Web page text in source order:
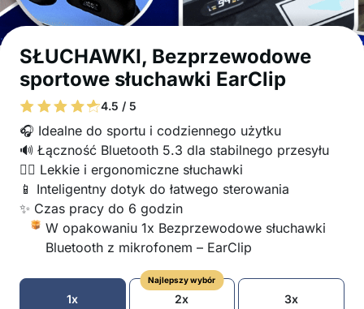
SŁUCHAWKI, Bezprzewodowe
sportowe słuchawki EarClip
4.5 / 5
🎧 Idealne do sportu i codziennego użytku
🔊 Łączność Bluetooth 5.3 dla stabilnego przesyłu
🏃‍♂️ Lekkie i ergonomiczne słuchawki
📱 Inteligentny dotyk do łatwego sterowania
✨ Czas pracy do 6 godzin
W opakowaniu 1x Bezprzewodowe słuchawki
Bluetooth z mikrofonem – EarClip
1x
Najlepszy wybór
2x
3x